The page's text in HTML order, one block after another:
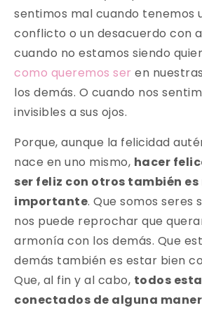
sentimos mal cuando tenemos
conflicto o un desacuerdo con
cuando no estamos siendo
como queremos ser en
los demás. O cuando nos
invisibles a sus ojos.
Porque, aunque la felicidad
nace en uno mismo, hacer
ser feliz con otros también es
importante. Que somos seres
nos puede reprochar que
armonía con los demás. Que
demás también es estar bien
Que, al fin y al cabo, todos
conectados de alguna